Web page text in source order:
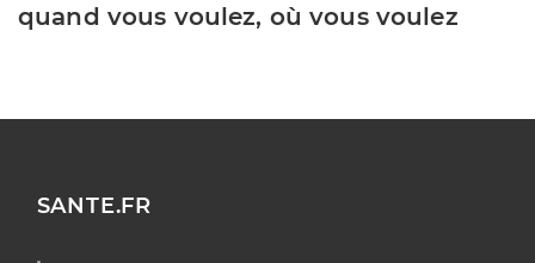
quand vous voulez, où vous voulez
SANTE.FR